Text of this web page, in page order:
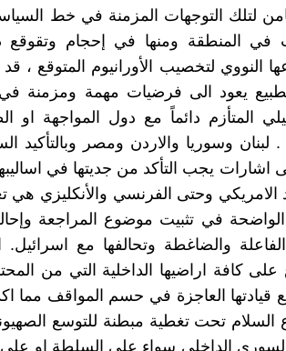
لتلك التوجهات المزمنة في خط
في المنطقة ومنها في إحجام وتقوقع
النووي لتخصيب الأورانيوم المتوقع ،
يعود الى فرضيات مهمة ومزمنة
المتأزم دائماً مع دول المواجهة
. لبنان وسوريا والاردن ومصر وبالتأكيد
اشارات يجب التأكد من جديتها في
الامريكي وحتى الفرنسي والأنكليزي
الواضحة في تثبيت موضوع المراجعة
الفاعلة والضاغطة وتحالفها مع
على كافة اراضيها الداخلية التي من
قيادتها العاجزة في حسم المواقف مما اكد
تحت تغطية مبطنة للتوسع
السوري الداخلي سواء على السلطة او على